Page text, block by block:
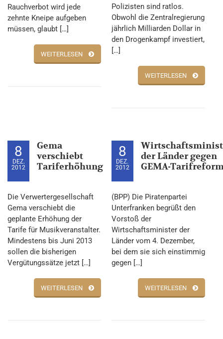
Rauchverbot wird jede
zehnte Kneipe aufgeben
müssen, glaubt […]
WEITERLESEN
Polizisten sind ratlos.
Obwohl die Zentralregierung
jährlich Milliarden Dollar in
den Drogenkampf investiert,
[…]
WEITERLESEN
8
DEZ.
2012
Gema
verschiebt
Tariferhöhung
Die Verwertergesellschaft
Gema verschiebt die
geplante Erhöhung der
Tarife für Musikveranstalter.
Mindestens bis Juni 2013
sollen die bisherigen
Vergütungssätze jetzt […]
WEITERLESEN
8
DEZ.
2012
der Länder gegen
GEMA-
(BPP) Die Piratenpartei
Unterfranken begrüßt den
Vorstoß der
Wirtschaftsminister der
Länder vom 4. Dezember,
bei dem sie sich einstimmig
gegen […]
WEITERLESEN